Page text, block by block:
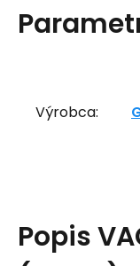
Výrobca:
Popis